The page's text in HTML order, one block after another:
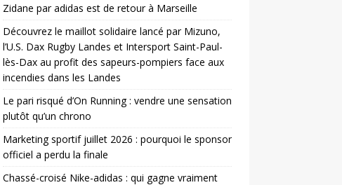
Zidane par adidas est de retour à Marseille
Découvrez le maillot solidaire lancé par Mizuno,
l’U.S. Dax Rugby Landes et Intersport Saint-Paul-
lès-Dax au profit des sapeurs-pompiers face aux
incendies dans les Landes
Le pari risqué d’On Running : vendre une sensation
plutôt qu’un chrono
Marketing sportif juillet 2026 : pourquoi le sponsor
officiel a perdu la finale
Chassé-croisé Nike-adidas : qui gagne vraiment